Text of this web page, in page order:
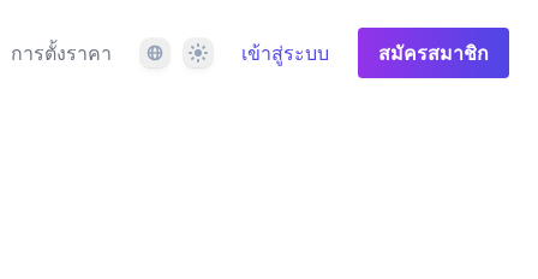
การตั้งราคา ภาษา ธีม เข้าสู่ระบบ สมัครสมาชิก